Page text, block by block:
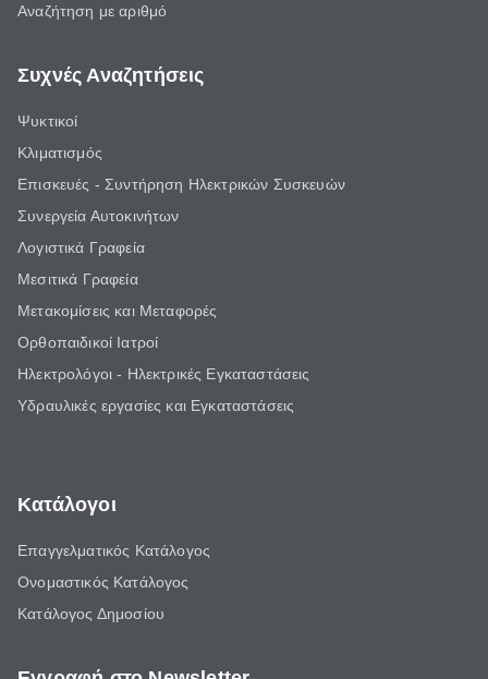
Αναζήτηση με αριθμό
Συχνές Αναζητήσεις
Ψυκτικοί
Κλιματισμός
Επισκευές - Συντήρηση Ηλεκτρικών Συσκευών
Συνεργεία Αυτοκινήτων
Λογιστικά Γραφεία
Μεσιτικά Γραφεία
Μετακομίσεις και Μεταφορές
Ορθοπαιδικοί Ιατροί
Ηλεκτρολόγοι - Ηλεκτρικές Εγκαταστάσεις
Υδραυλικές εργασίες και Εγκαταστάσεις
Κατάλογοι
Επαγγελματικός Κατάλογος
Ονομαστικός Κατάλογος
Κατάλογος Δημοσίου